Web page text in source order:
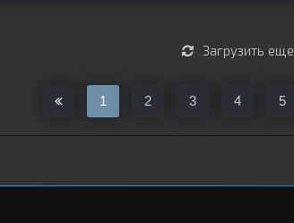
Загрузить еще
1 2 3 4 5